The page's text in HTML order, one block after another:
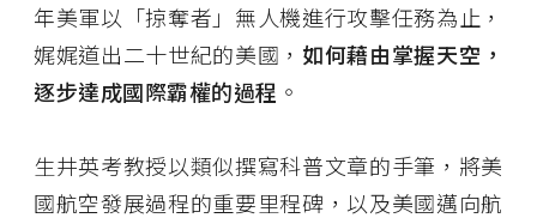
年美軍以「掠奪者」無人機進行攻擊任務為止，
娓娓道出二十世紀的美國， 如何藉由掌握天空，
逐步達成國際霸權的過程 。
生井英考教授以類似撰寫科普文章的手筆，將美
國航空發展過程的重要里程碑，以及美國邁向航